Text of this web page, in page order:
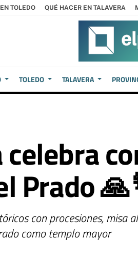
TOLEDO QUÉ HACER EN TALAVERA
TOLEDO TALAVERA
celebra
Prado
con procesiones,
como templo mayor